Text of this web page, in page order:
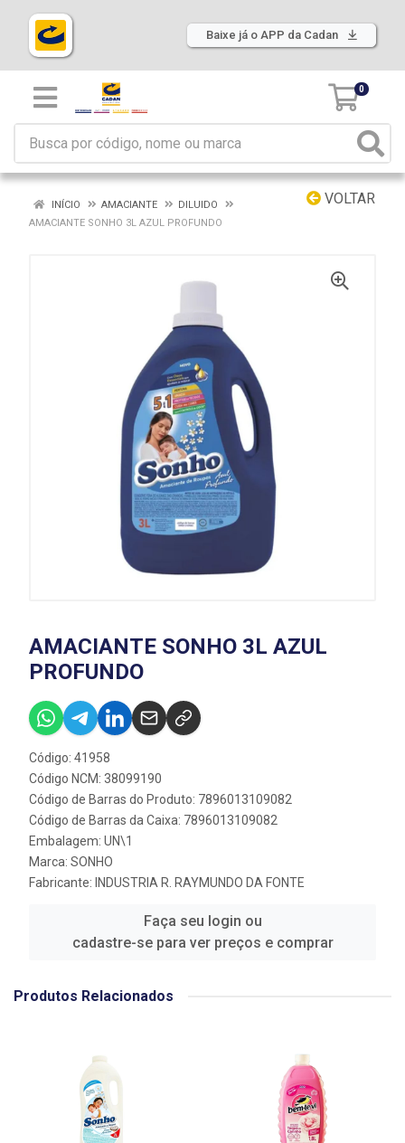
Baixe já o APP da Cadan
0
VOLTAR
INÍCIO AMACIANTE
DILUIDO
AMACIANTE SONHO 3L AZUL PROFUNDO
AMACIANTE SONHO 3L AZUL
PROFUNDO
Código: 41958
Código NCM: 38099190
Código de Barras do Produto: 7896013109082
Código de Barras da Caixa: 7896013109082
Embalagem: UN\1
Marca: SONHO
Fabricante: INDUSTRIA R. RAYMUNDO DA FONTE
Faça seu login ou
cadastre-se para ver preços e comprar
Produtos Relacionados